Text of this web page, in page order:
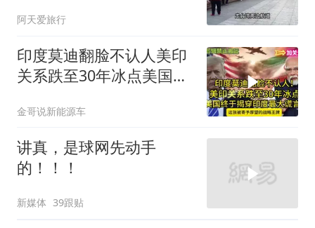
阿天爱旅行
印度莫迪翻脸不认人美印
关系跌至30年冰点美国终
金哥说新能源车
讲真，是球网先动手
的！！！
新媒体 39跟贴